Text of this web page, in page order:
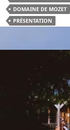
DOMAINE DE MOZET
PRÉSENTATION